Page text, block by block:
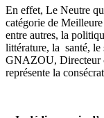
En effet, Le Neutre
catégorie de
entre autres, la
littérature, la santé,
GNAZOU, Directeur
représente la